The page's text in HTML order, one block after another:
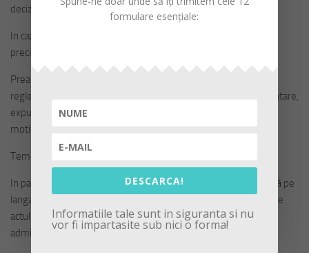
deciziei referitoare Ia emiterea dispoziţiei.
In cazul dispoziţiilor formula este „Primarul entitatii….” si se
precizează inainte de partea dispozitiva a actului administrativ.
Preambulul enunţa in sinteza scopul si după caz motivarea
reglementarii si menţionează documentele (nota de fundamentare,
expunere motive, referate, rapoarte, avize) care au stat la baza
motivării in fapt si in drept.
Temeiul legal
In partea introductiva a proiectului de dispoziţie se menţionează pe
langa temeiurile juridice pe baza si in executarea carora se emite
actul si temeiul legal din OUG nr. 57/2019, privind Codul
administrativ.
formulare esențiale:
DESCARCA!
Informatiile tale sunt in siguranta si nu
vor fi impartasite sub nici o forma!